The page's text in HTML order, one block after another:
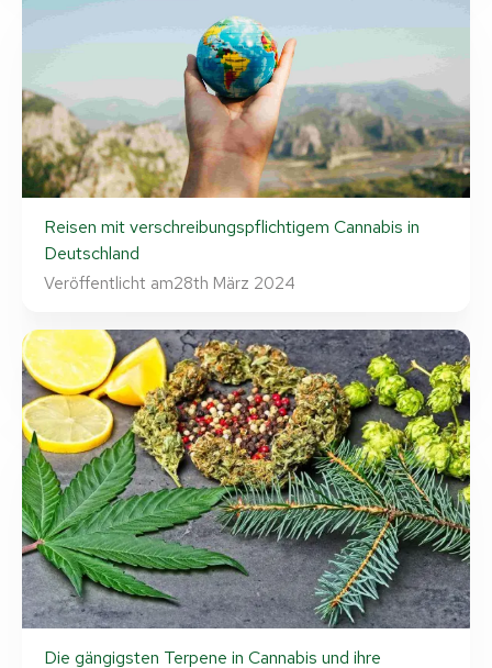
Reisen mit verschreibungspflichtigem Cannabis in
Deutschland
Veröffentlicht am28th März 2024
Die gängigsten Terpene in Cannabis und ihre